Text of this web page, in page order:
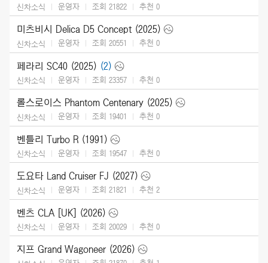
신차소식 운영자 조회 21822 추천 0
미츠비시 Delica D5 Concept (2025)
신차소식 운영자 조회 20551 추천 0
페라리 SC40 (2025) (2)
신차소식 운영자 조회 23357 추천 0
롤스로이스 Phantom Centenary (2025)
신차소식 운영자 조회 19401 추천 0
벤틀리 Turbo R (1991)
신차소식 운영자 조회 19547 추천 0
도요타 Land Cruiser FJ (2027)
신차소식 운영자 조회 21821 추천 2
벤츠 CLA [UK] (2026)
신차소식 운영자 조회 20029 추천 0
지프 Grand Wagoneer (2026)